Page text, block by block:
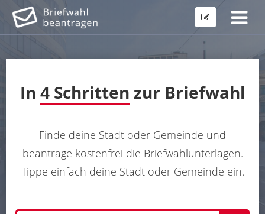
In 4 Schritten zur Briefwahl
Finde deine Stadt oder Gemeinde und
beantrage kostenfrei die Briefwahlunterlagen.
Tippe einfach deine Stadt oder Gemeinde ein.